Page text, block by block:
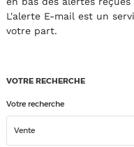
L'alerte E-mail est un
votre part.
VOTRE RECHERCHE
Votre recherche
Vente